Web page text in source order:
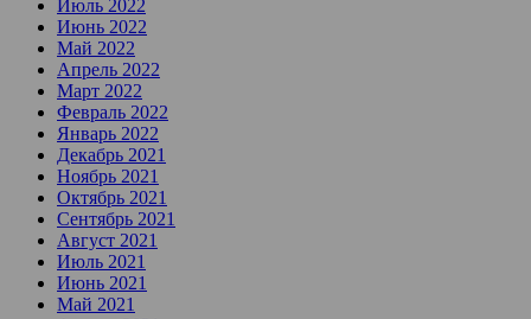
Июль 2022
Июнь 2022
Май 2022
Апрель 2022
Март 2022
Февраль 2022
Январь 2022
Декабрь 2021
Ноябрь 2021
Октябрь 2021
Сентябрь 2021
Август 2021
Июль 2021
Июнь 2021
Май 2021